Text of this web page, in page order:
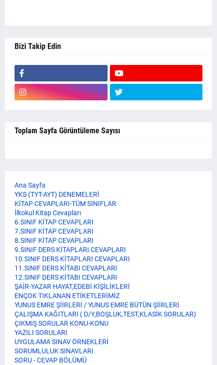
Bizi Takip Edin
Toplam Sayfa Görüntüleme Sayısı
Ana Sayfa
YKS (TYT-AYT) DENEMELERİ
KİTAP CEVAPLARI-TÜM SINIFLAR
İlkokul Kitap Cevapları
6.SINIF KİTAP CEVAPLARI
7.SINIF KİTAP CEVAPLARI
8.SINIF KİTAP CEVAPLARI
9.SINIF DERS KİTAPLARI CEVAPLARI
10.SINIF DERS KİTAPLARI CEVAPLARI
11.SINIF DERS KİTABI CEVAPLARI
12.SINIF DERS KİTABI CEVAPLARI
ŞAİR-YAZAR HAYAT,EDEBİ KİŞİLİKLERİ
ENÇOK TIKLANAN ETİKETLERİMİZ
YUNUS EMRE ŞİİRLERİ / YUNUS EMRE BÜTÜN ŞİİRLERİ
ÇALIŞMA KAĞITLARI ( D/Y,BOŞLUK,TEST,KLASİK SORULAR)
ÇIKMIŞ SORULAR KONU-KONU
YAZILI SORULARI
UYGULAMA SINAV ÖRNEKLERİ
SORUMLULUK SINAVLARI
SORU - CEVAP BÖLÜMÜ